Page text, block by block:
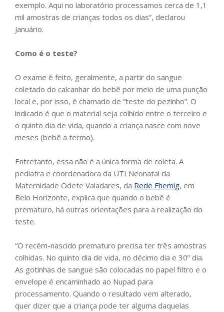
exemplo. Aqui no laboratório processamos cerca de 1,1
mil amostras de crianças todos os dias”, declarou
Januário.
Como é o teste?
O exame é feito, geralmente, a partir do sangue
coletado do calcanhar do bebê por meio de uma punção
local e, por isso, é chamado de “teste do pezinho”. O
indicado é que o material seja colhido entre o terceiro e
o quinto dia de vida, quando a criança nasce com nove
meses (bebê a termo).
Entretanto, essa não é a única forma de coleta. A
pediatra e coordenadora da UTI Neonatal da
Maternidade Odete Valadares, da Rede Fhemig, em
Belo Horizonte, explica que quando o bebê é
prematuro, há outras orientações para a realização do
teste.
“O recém-nascido prematuro precisa ter três amostras
colhidas. No quinto dia de vida, no décimo dia e 30º dia.
As gotinhas de sangue são colocadas no papel filtro e o
envelope é encaminhado ao Nupad para
processamento. Quando o resultado vem alterado,
quer dizer que a criança pode ter alguma daquelas